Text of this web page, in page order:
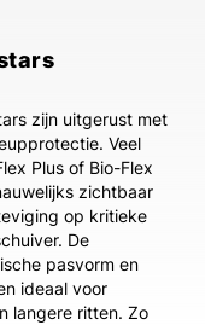
zijn uitgerust met
Veel
Plus of Bio-Flex
zichtbaar
op kritieke
De
pasvorm en
ideaal voor
langere ritten. Zo